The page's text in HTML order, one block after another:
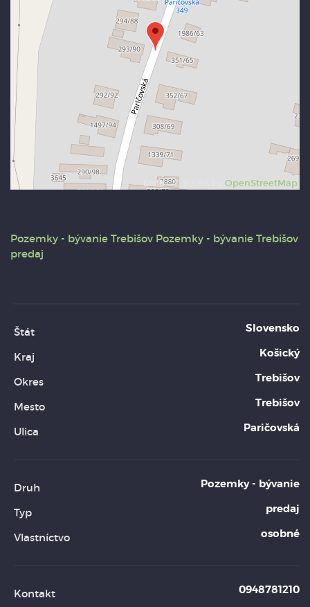
Data CC-By-SA by OpenStreetMap
Pozemky - bývanie Trebišov Pozemky - bývanie Trebišov
predaj
Štát Slovensko
Kraj Košický
Okres Trebišov
Mesto Trebišov
Ulica Paričovská
Druh Pozemky - bývanie
Typ predaj
Vlastníctvo osobné
Kontakt 0948781210